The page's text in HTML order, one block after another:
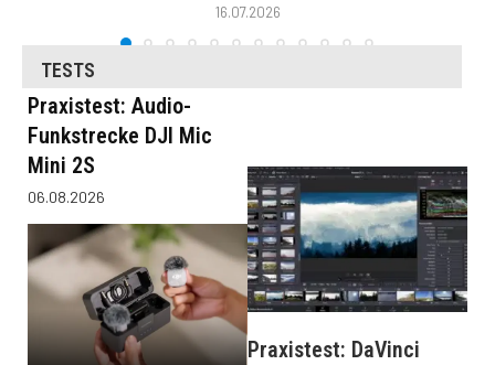
16.07.2026
TESTS
Praxistest: Audio-
Funkstrecke DJI Mic
Mini 2S
06.08.2026
Praxistest: DaVinci